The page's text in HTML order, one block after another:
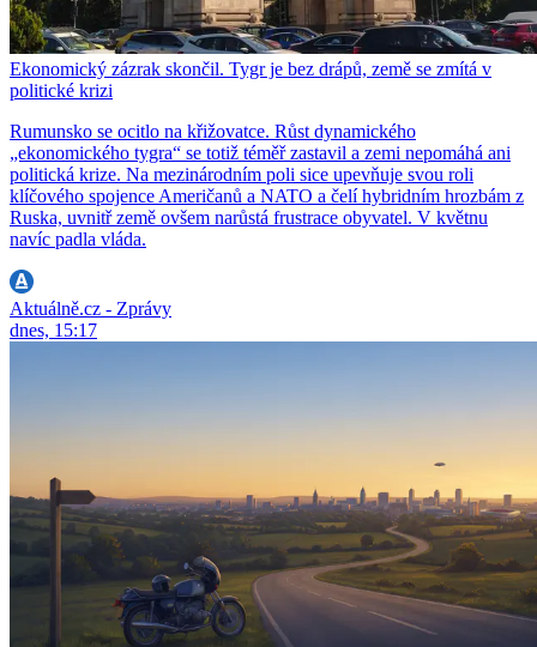
Ekonomický zázrak skončil. Tygr je bez drápů, země se zmítá v
politické krizi
Rumunsko se ocitlo na křižovatce. Růst dynamického
„ekonomického tygra“ se totiž téměř zastavil a zemi nepomáhá ani
politická krize. Na mezinárodním poli sice upevňuje svou roli
klíčového spojence Američanů a NATO a čelí hybridním hrozbám z
Ruska, uvnitř země ovšem narůstá frustrace obyvatel. V květnu
navíc padla vláda.
Aktuálně.cz - Zprávy
dnes, 15:17